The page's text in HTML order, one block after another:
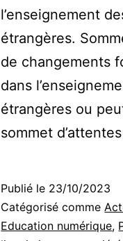
l’enseignement
étrangères.
de changements
dans
étrangères ou
sommet
Publié le 23/10/2023
Catégorisé comme
Education numérique,